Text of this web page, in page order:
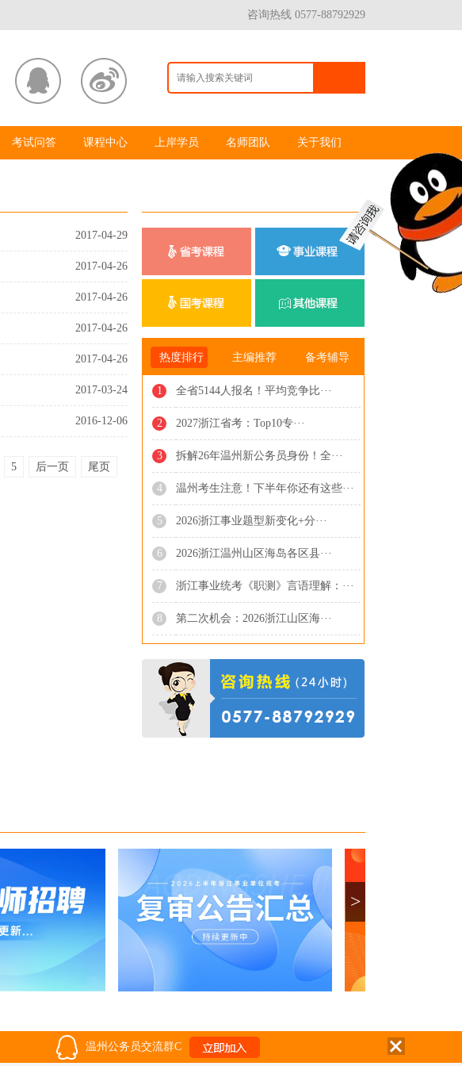
咨询热线 0577-88792929
考试问答 课程中心 上岸学员 名师团队 关于我们
2017-04-29
2017-04-26
2017-04-26
2017-04-26
2017-04-26
2017-03-24
2016-12-06
5 后一页 尾页
热度排行 主编推荐 备考辅导
1
2
3
4
5
6
7
8
全省5144人报名！平均竞争比···
2027浙江省考：Top10专···
拆解26年温州新公务员身份！全···
温州考生注意！下半年你还有这些···
2026浙江事业题型新变化+分···
2026浙江温州山区海岛各区县···
浙江事业统考《职测》言语理解：···
第二次机会：2026浙江山区海···
>
温州公务员交流群C